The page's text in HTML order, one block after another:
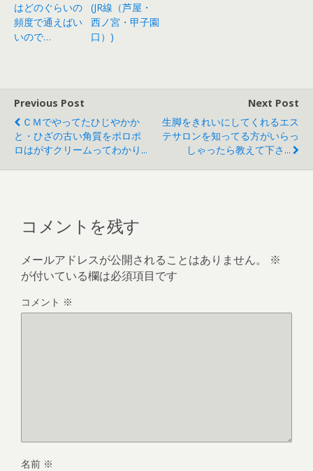
はどのぐらいの
頻度で通えばい
いので…
(JR線（芦屋・
西ノ宮・甲子園
口）)
Previous Post
ＣＭでやってたひじやかか
と・ひざの古い角質をポロポ
ロはがすクリームってわかり...
Next Post
生脚をきれいにしてくれるエス
テサロンを知ってる方がいらっ
しゃったら教えて下さ...
コメントを残す
メールアドレスが公開されることはありません。
※
が付いている欄は必須項目です
コメント ※
名前 ※